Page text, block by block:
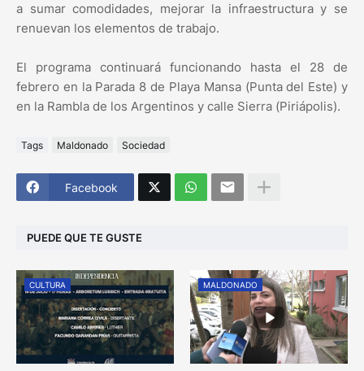
a sumar comodidades, mejorar la infraestructura y se
renuevan los elementos de trabajo.
El programa continuará funcionando hasta el 28 de
febrero en la Parada 8 de Playa Mansa (Punta del Este) y
en la Rambla de los Argentinos y calle Sierra (Piriápolis).
Tags Maldonado Sociedad
Facebook
PUEDE QUE TE GUSTE
CULTURA MALDONADO